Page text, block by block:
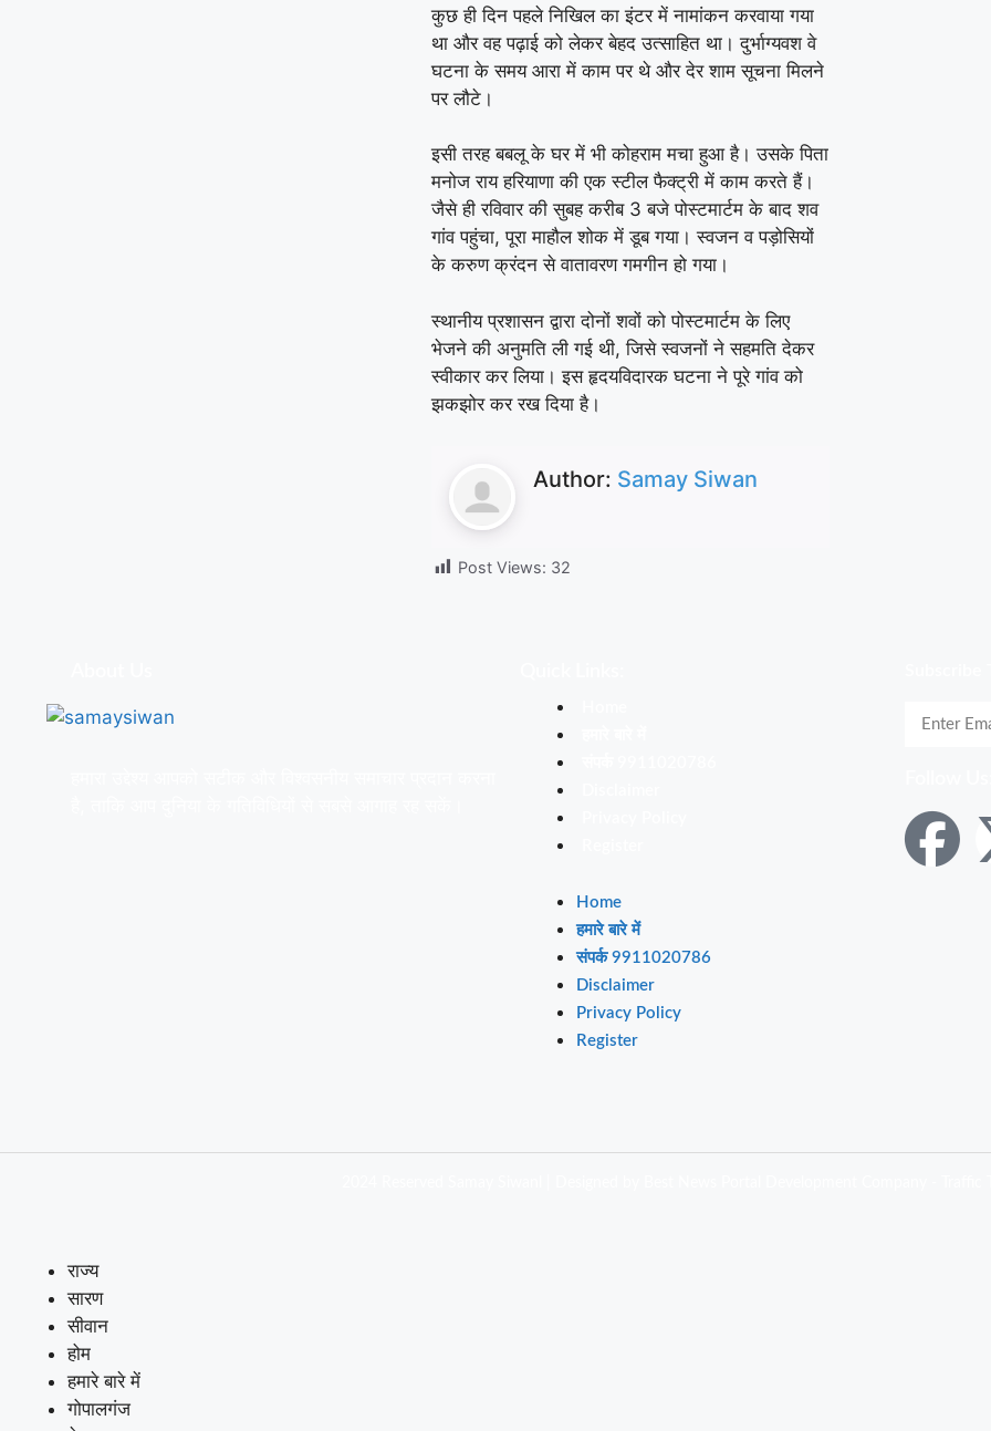
कुछ ही दिन पहले निखिल का इंटर में नामांकन करवाया गया
था और वह पढ़ाई को लेकर बेहद उत्साहित था। दुर्भाग्यवश वे
घटना के समय आरा में काम पर थे और देर शाम सूचना मिलने
पर लौटे।
इसी तरह बबलू के घर में भी कोहराम मचा हुआ है। उसके पिता
मनोज राय हरियाणा की एक स्टील फैक्ट्री में काम करते हैं।
जैसे ही रविवार की सुबह करीब 3 बजे पोस्टमार्टम के बाद शव
गांव पहुंचा, पूरा माहौल शोक में डूब गया। स्वजन व पड़ोसियों
के करुण क्रंदन से वातावरण गमगीन हो गया।
स्थानीय प्रशासन द्वारा दोनों शवों को पोस्टमार्टम के लिए
भेजने की अनुमति ली गई थी, जिसे स्वजनों ने सहमति देकर
स्वीकार कर लिया। इस हृदयविदारक घटना ने पूरे गांव को
झकझोर कर रख दिया है।
Author: Samay Siwan
Post Views: 32
Home
हमारे बारे में
संपर्क 9911020786
Disclaimer
Privacy Policy
Register
राज्य
सारण
सीवान
होम
हमारे बारे में
गोपालगंज